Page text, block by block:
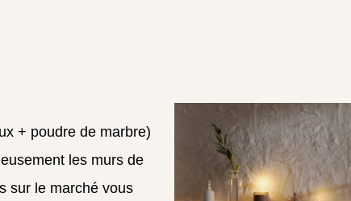
+ poudre de marbre)
les murs de
sur le marché vous